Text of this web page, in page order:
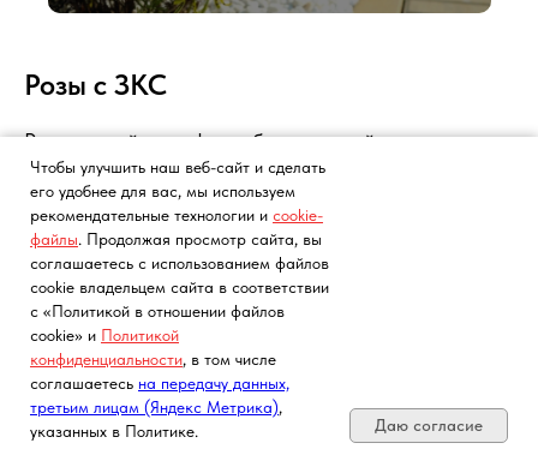
Розы с ЗКС
Роза английская, флорибунда, спрей
(пионовидная), плетистая, чайно-гибридная.
Чтобы улучшить наш веб-сайт и сделать
его удобнее для вас, мы используем
рекомендательные технологии и cookie-
файлы. Продолжая просмотр сайта, вы
соглашаетесь с использованием файлов
cookie владельцем сайта в соответствии
с «Политикой в отношении файлов
cookie» и Политикой
конфиденциальности, в том числе
соглашаетесь на передачу данных,
третьим лицам (Яндекс Метрика),
указанных в Политике.
Даю согласие